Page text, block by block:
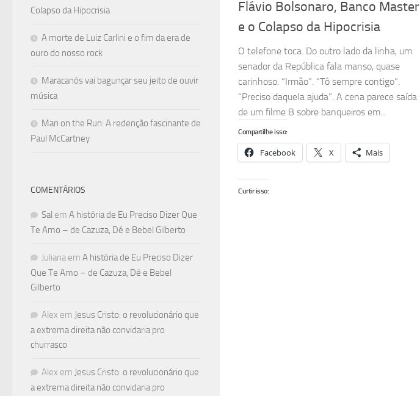
Flávio Bolsonaro, Banco Master
e o Colapso da Hipocrisia
O telefone toca. Do outro lado da linha, um
senador da República fala manso, quase
carinhoso. “Irmão”. “Tô sempre contigo”.
“Preciso daquela ajuda”. A cena parece saída
de um filme B sobre banqueiros em...
Compartilhe isso:
Facebook X Mais
Curtir isso:
Colapso da Hipocrisia
A morte de Luiz Carlini e o fim da era de
ouro do nosso rock
Maracanós vai bagunçar seu jeito de ouvir
música
Man on the Run: A redenção fascinante de
Paul McCartney
COMENTÁRIOS
Sal em A história de Eu Preciso Dizer Que
Te Amo – de Cazuza, Dé e Bebel Gilberto
Juliana em A história de Eu Preciso Dizer
Que Te Amo – de Cazuza, Dé e Bebel
Gilberto
Alex em Jesus Cristo: o revolucionário que
a extrema direita não convidaria pro
churrasco
Alex em Jesus Cristo: o revolucionário que
a extrema direita não convidaria pro